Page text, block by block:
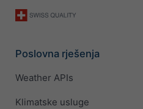
Poslovna rješenja
Weather APIs
Klimatske usluge